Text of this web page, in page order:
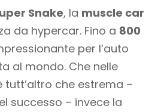
Snake, la muscle car
da hypercar. Fino a 800
per l’auto
al mondo. Che nelle
che estrema –
successo – invece la